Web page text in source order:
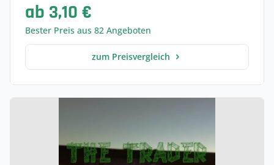
ab 3,10 €
Bester Preis aus 82 Angeboten
zum Preisvergleich